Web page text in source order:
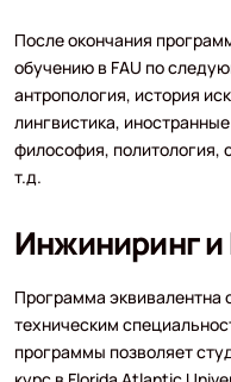
После окончания
обучению в FAU по
антропология, история
лингвистика,
философия, политология,
т.д.
Инжиниринг
Программа эквивалентна
техническим
программы позволяет